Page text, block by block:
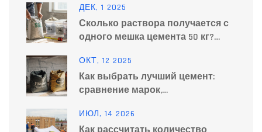
ДЕК, 1 2025
Сколько раствора получается с
одного мешка цемента 50 кг?
строительства
ОКТ, 12 2025
Как выбрать лучший цемент:
сравнение марок,
2025
ИЮЛ, 14 2026